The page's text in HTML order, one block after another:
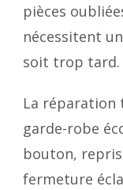
pièces
nécessitent
soit trop tard.
La réparation
garde-robe
bouton,
fermeture